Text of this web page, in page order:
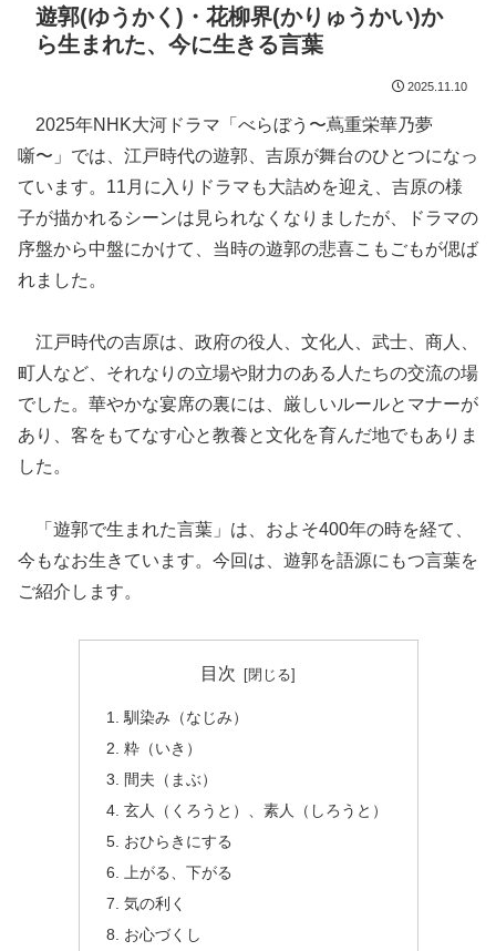
遊郭(ゆうかく)・花柳界(かりゅうかい)か
ら生まれた、今に生きる言葉
2025.11.10
2025年NHK大河ドラマ「べらぼう〜蔦重栄華乃夢
噺〜」では、江戸時代の遊郭、吉原が舞台のひとつになっ
ています。11月に入りドラマも大詰めを迎え、吉原の様
子が描かれるシーンは見られなくなりましたが、ドラマの
序盤から中盤にかけて、当時の遊郭の悲喜こもごもが偲ば
れました。
江戸時代の吉原は、政府の役人、文化人、武士、商人、
町人など、それなりの立場や財力のある人たちの交流の場
でした。華やかな宴席の裏には、厳しいルールとマナーが
あり、客をもてなす心と教養と文化を育んだ地でもありま
した。
「遊郭で生まれた言葉」は、およそ400年の時を経て、
今もなお生きています。今回は、遊郭を語源にもつ言葉を
ご紹介します。
目次
馴染み（なじみ）
粋（いき）
間夫（まぶ）
玄人（くろうと）、素人（しろうと）
おひらきにする
上がる、下がる
気の利く
お心づくし